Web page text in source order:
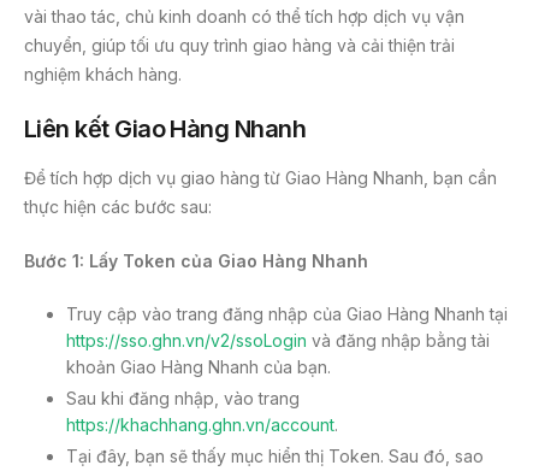
vài thao tác, chủ kinh doanh có thể tích hợp dịch vụ vận
chuyển, giúp tối ưu quy trình giao hàng và cải thiện trải
nghiệm khách hàng.
Liên kết Giao Hàng Nhanh
Để tích hợp dịch vụ giao hàng từ Giao Hàng Nhanh, bạn cần
thực hiện các bước sau:
Bước 1: Lấy Token của Giao Hàng Nhanh
Truy cập vào trang đăng nhập của Giao Hàng Nhanh tại
https://sso.ghn.vn/v2/ssoLogin và đăng nhập bằng tài
khoản Giao Hàng Nhanh của bạn.
Sau khi đăng nhập, vào trang
https://khachhang.ghn.vn/account.
Tại đây, bạn sẽ thấy mục hiển thị Token. Sau đó, sao